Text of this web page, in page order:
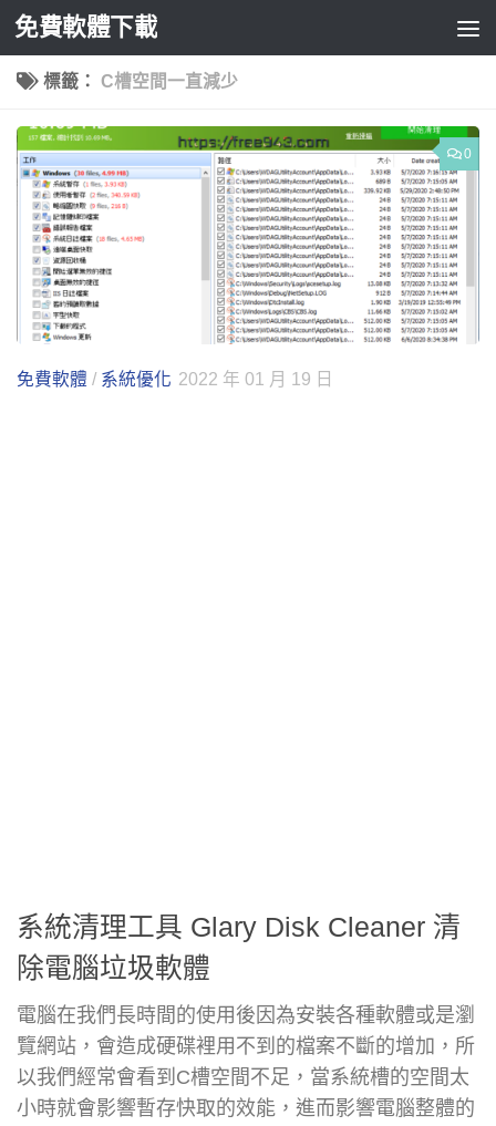
Skip to content
免費軟體下載
標籤： C槽空間一直減少
0
免費軟體 / 系統優化 2022 年 01 月 19 日
系統清理工具 Glary Disk Cleaner 清
除電腦垃圾軟體
電腦在我們長時間的使用後因為安裝各種軟體或是瀏
覽網站，會造成硬碟裡用不到的檔案不斷的增加，所
以我們經常會看到C槽空間不足，當系統槽的空間太
小時就會影響暫存快取的效能，進而影響電腦整體的